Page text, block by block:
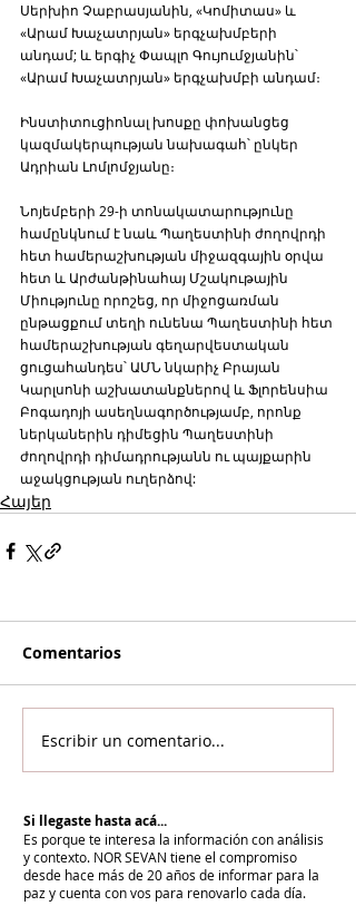
Սերխիո Չաբրասյանին, «Կոմիտաս» և
«Արամ Խաչատրյան» երգչախմբերի
անդամ; և երգիչ Փապլո Գույումջյանին՝
«Արամ Խաչատրյան» երգչախմբի անդամ։
Ինստիտուցիոնալ խոսքը փոխանցեց
կազմակերպության նախագահ՝ ընկեր
Ադրիան Լոմլոմջյանը։
Նոյեմբերի 29-ի տոնակատարությունը
համընկնում է նաև Պաղեստինի ժողովրդի
հետ համերաշխության միջազգային օրվա
հետ և Արժանթինահայ Մշակութային
Միությունը որոշեց, որ միջոցառման
ընթացքում տեղի ունենա Պաղեստինի հետ
համերաշխության գեղարվեստական ​​
ցուցահանդես՝ ԱՄՆ նկարիչ Բրայան
Կարլսոնի աշխատանքներով և Ֆլորենսիա
Բոգադոյի ասեղնագործությամբ, որոնք
ներկաներին դիմեցին Պաղեստինի
ժողովրդի դիմադրությանն ու պայքարին
աջակցության ուղերձով:
Հայեր
Comentarios
Escribir un comentario...
Si llegaste hasta acá...
Es porque te interesa la información con análisis
y contexto. NOR SEVAN tiene el compromiso
desde hace más de 20 años de informar para la
paz y cuenta con vos para renovarlo cada día.